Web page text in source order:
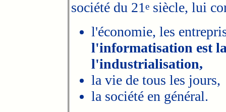
société du 21 e siècle, lui
l'économie, les
l'informatisation est
l'industrialisation,
la vie de tous les jours,
la société en général.